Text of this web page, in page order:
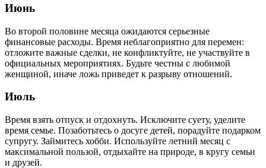
Июнь
Во второй половине месяца ожидаются серьезные
финансовые расходы. Время неблагоприятно для перемен:
отложите важные сделки, не конфликтуйте, не участвуйте в
официальных мероприятиях. Будьте честны с любимой
женщиной, иначе ложь приведет к разрыву отношений.
Июль
Время взять отпуск и отдохнуть. Исключите суету, уделите
время семье. Позаботьтесь о досуге детей, порадуйте подарком
супругу. Займитесь хобби. Используйте летний месяц с
максимальной пользой, отдыхайте на природе, в кругу семьи
и друзей.